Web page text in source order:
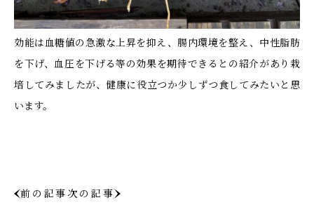
効能は血糖値の急激な上昇を抑え、腸内環境を整え、中性脂肪
を下げ、血圧を下げる等の効果を期待できるとの紹介があり栽
培してみましたが、健康に役立つか少しずつ食してみたいと思
います。
前の記事次の記事